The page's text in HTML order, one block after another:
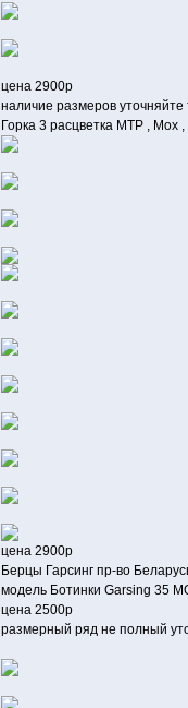
цена 2900р
наличие размеров
Горка 3 расцветка MTP , Мох
цена 2900р
Берцы Гарсинг пр-во
модель Ботинки Garsing 35
цена 2500р
размерный ряд не полный